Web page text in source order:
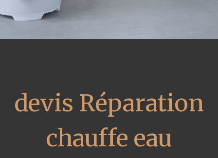
devis Réparation
chauffe eau